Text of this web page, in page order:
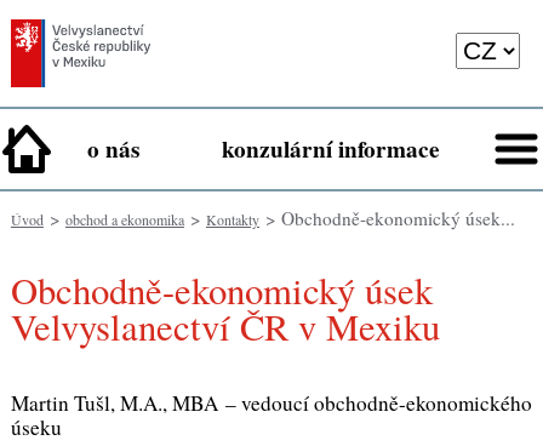
o nás konzulární informace
Úvod> obchod a ekonomika> Kontakty> Obchodně-ekonomický úsek...
Obchodně-ekonomický úsek
Velvyslanectví ČR v Mexiku
Martin Tušl, M.A., MBA – vedoucí obchodně-ekonomického
úseku